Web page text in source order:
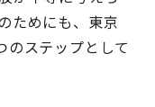
ためにも、東京
のステップとして